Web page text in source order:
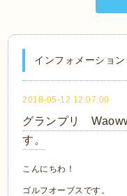
インフォメーション
2018-05-12 12:07:00
グランプリ
す。
こんにちわ！
ゴルフオーブスです。